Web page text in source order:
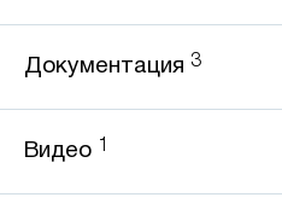
Документация 3
Видео 1